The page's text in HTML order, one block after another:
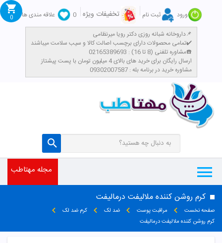
ورود ثبت نام تخفیفات ویژه 0
علاقه مندی ها
داروخانه شبانه روزی دکتر رویا میرنظامی📌
تمامی محصولات دارای برچسب اصالت کالا و سیب سلامت میباشند✔️
مشاوره تلفنی (8 تا 16) : 02165389693☎️
​ارسال رایگان برای خرید های بالای 4 میلیون تومان با پست پیشتاز
مشاوره خرید در برنامه بله : 09302007587
0
مجله مهتاطب
کرم روشن کننده ملالیفت درمالیفت
صفحه نخست مراقبت پوست ضد لک
کرم ضد لک
کرم روشن کننده ملالیفت درمالیفت